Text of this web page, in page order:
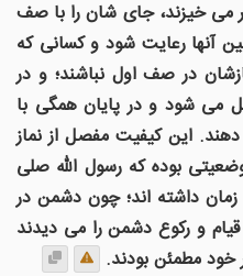
می خیزند، جای شان را با صف
آنها رعایت شود و کسانی که
در صف اول نباشند؛ و در
می شود و در پایان همگی با
این کیفیت مفصل از نماز
بوده که رسول الله صلی
داشته اند؛ چون دشمن در
و رکوع دشمن را می دیدند
مطمئن بودند.